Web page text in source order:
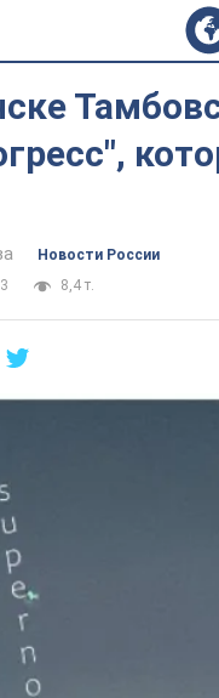
Новости России
8,4 т.